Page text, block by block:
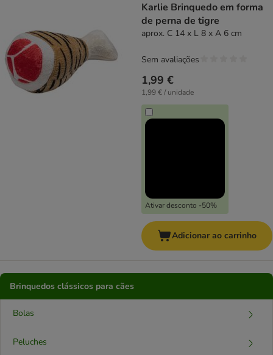
Karlie Brinquedo em forma
de perna de tigre
aprox. C 14 x L 8 x A 6 cm
1,99 €
1,99 € / unidade
Ativar desconto -50%
Sem avaliações
Adicionar ao carrinho
Brinquedos clássicos para cães
Bolas
Peluches